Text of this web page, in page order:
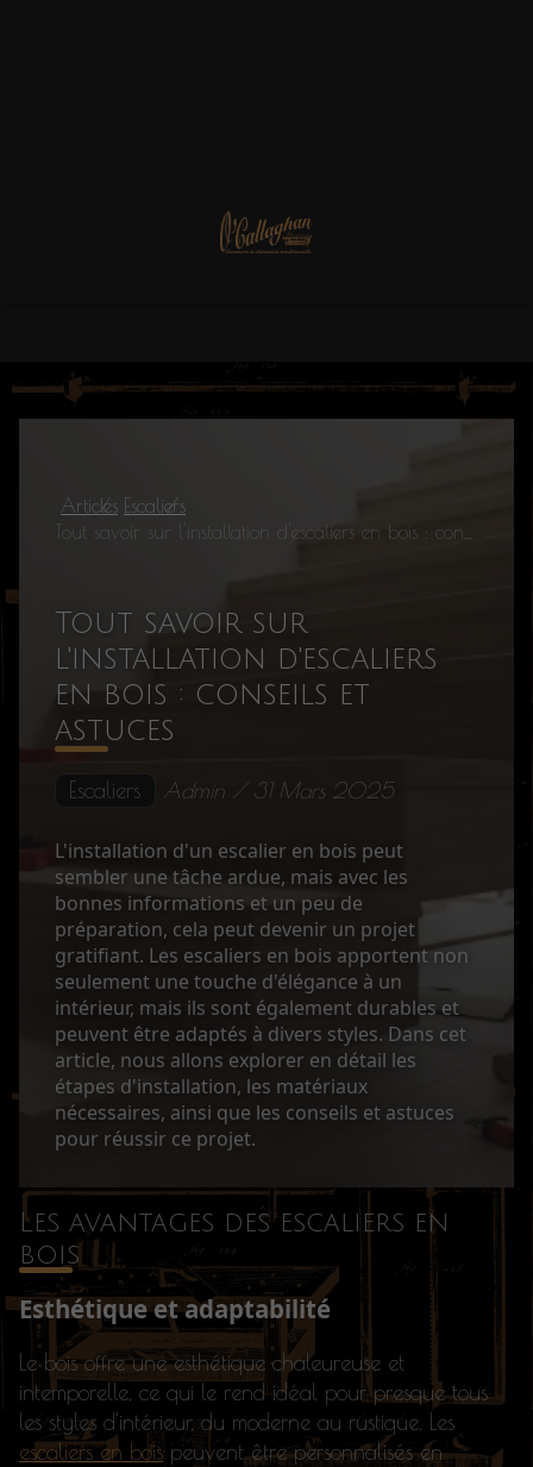
Articles Escaliers
Tout savoir sur
l'installation d'escaliers
en bois : conseils et
astuces
Escaliers Admin / 31 Mars 2025
L'installation d'un escalier en bois peut
sembler une tâche ardue, mais avec les
bonnes informations et un peu de
préparation, cela peut devenir un projet
gratifiant. Les escaliers en bois apportent non
seulement une touche d'élégance à un
intérieur, mais ils sont également durables et
peuvent être adaptés à divers styles. Dans cet
article, nous allons explorer en détail les
étapes d'installation, les matériaux
nécessaires, ainsi que les conseils et astuces
pour réussir ce projet.
Les avantages des escaliers en
bois
Esthétique et adaptabilité
Le bois offre une esthétique chaleureuse et
intemporelle, ce qui le rend idéal pour presque tous
les styles d'intérieur, du moderne au rustique. Les
escaliers en bois peuvent être personnalisés en